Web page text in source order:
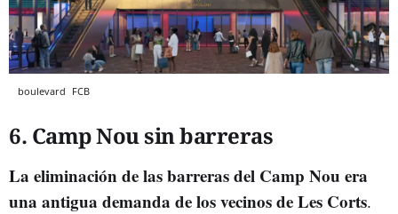
boulevard FCB
6. Camp Nou sin barreras
La eliminación de las barreras del Camp Nou era
una antigua demanda de los vecinos de Les Corts.